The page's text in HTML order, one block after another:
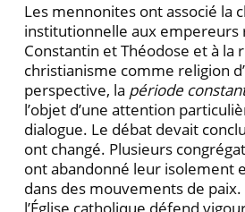
Les mennonites ont associé la
institutionnelle aux empereurs
Constantin et Théodose et à la
christianisme comme religion
perspective, la période
l’objet d’une attention
dialogue. Le débat devait
ont changé. Plusieurs
ont abandonné leur isolement
dans des mouvements de paix.